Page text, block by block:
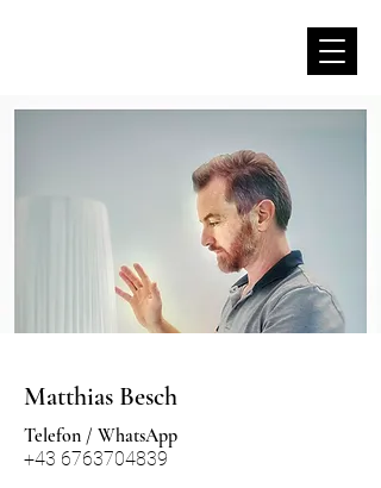
Matthias Besch
Telefon / WhatsApp
+43 6763704839